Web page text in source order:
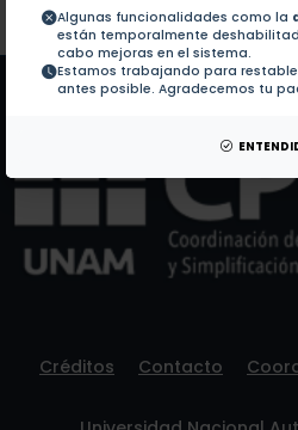
Algunas funcionalidades como la
están temporalmente
cabo mejoras en el sistema.
Estamos trabajando para
antes posible. Agradecemos tu
Colaboraciones en Tesis:
Patentes: No hay patentes de
Créditos Contacto